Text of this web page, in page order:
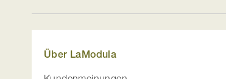
Über LaModula